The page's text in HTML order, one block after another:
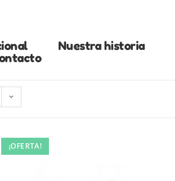
Nuestra historia
¡OFERTA!